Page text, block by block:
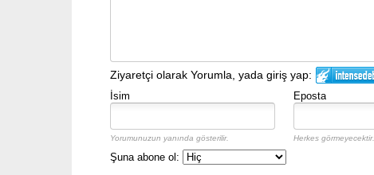
Ziyaretçi olarak Yorumla, yada giriş yap:
İsim Eposta
Yorumunuzun yanında gösterilir. Herkes görmeyecektir.
Şuna abone ol: